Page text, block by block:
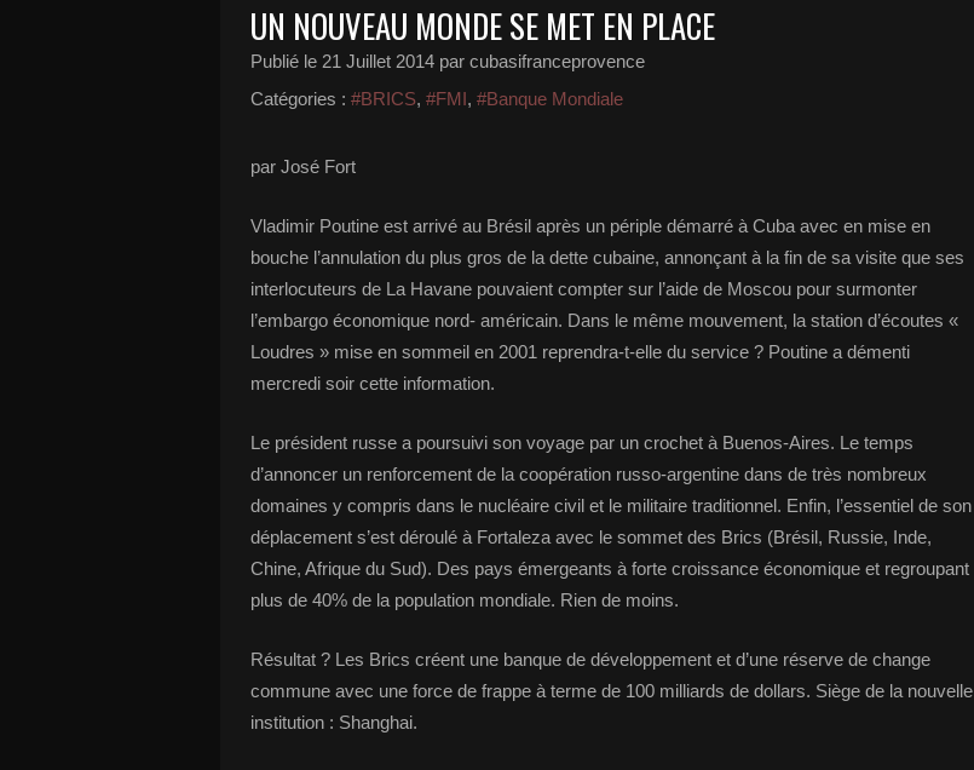
UN NOUVEAU MONDE SE MET EN PLACE
Publié le 21 Juillet 2014 par cubasifranceprovence
Catégories : #BRICS, #FMI, #Banque Mondiale
par José Fort
Vladimir Poutine est arrivé au Brésil après un périple démarré à Cuba avec en mise en
bouche l’annulation du plus gros de la dette cubaine, annonçant à la fin de sa visite que ses
interlocuteurs de La Havane pouvaient compter sur l’aide de Moscou pour surmonter
l’embargo économique nord- américain. Dans le même mouvement, la station d’écoutes «
Loudres » mise en sommeil en 2001 reprendra-t-elle du service ? Poutine a démenti
mercredi soir cette information.
Le président russe a poursuivi son voyage par un crochet à Buenos-Aires. Le temps
d’annoncer un renforcement de la coopération russo-argentine dans de très nombreux
domaines y compris dans le nucléaire civil et le militaire traditionnel. Enfin, l’essentiel de son
déplacement s’est déroulé à Fortaleza avec le sommet des Brics (Brésil, Russie, Inde,
Chine, Afrique du Sud). Des pays émergeants à forte croissance économique et regroupant
plus de 40% de la population mondiale. Rien de moins.
Résultat ? Les Brics créent une banque de développement et d’une réserve de change
commune avec une force de frappe à terme de 100 milliards de dollars. Siège de la nouvelle
institution : Shanghai.